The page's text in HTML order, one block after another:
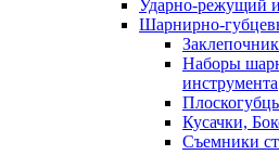
Ударно-режущий
Шарнирно-
Наборы
инструмента
Кусачки,
Съемники